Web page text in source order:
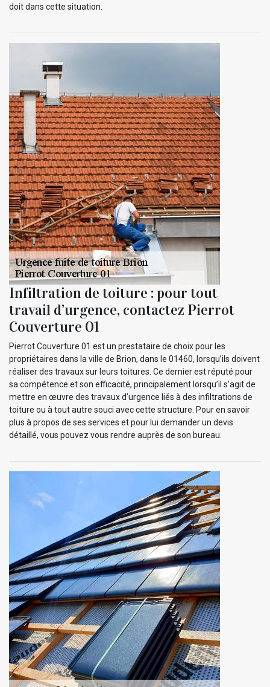
doit dans cette situation.
Infiltration de toiture : pour tout
travail d’urgence, contactez Pierrot
Couverture 01
Pierrot Couverture 01 est un prestataire de choix pour les
propriétaires dans la ville de Brion, dans le 01460, lorsqu’ils doivent
réaliser des travaux sur leurs toitures. Ce dernier est réputé pour
sa compétence et son efficacité, principalement lorsqu’il s’agit de
mettre en œuvre des travaux d’urgence liés à des infiltrations de
toiture ou à tout autre souci avec cette structure. Pour en savoir
plus à propos de ses services et pour lui demander un devis
détaillé, vous pouvez vous rendre auprès de son bureau.